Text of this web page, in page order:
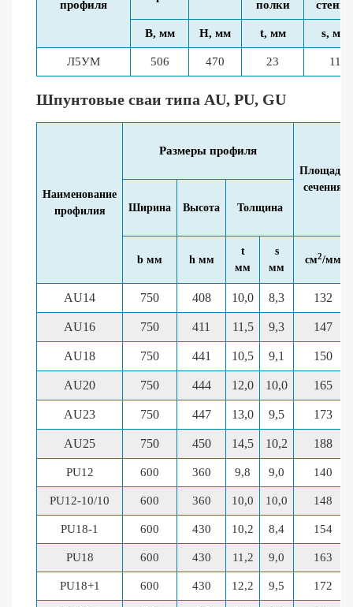
профиля полки стенки
В, мм Н, мм t, мм s, мм
Л5УМ 506 470 23 11
Шпунтовые сваи типа AU, PU, GU
Наименование
профилия
Размеры профиля
Площадь
сечения
Ширина
Высота Толщина
b мм h мм
t
мм
s
мм
см2/мм
AU14 750 408 10,0 8,3 132
AU16 750 411 11,5 9,3 147
AU18 750 441 10,5 9,1 150
AU20 750 444 12,0 10,0 165
AU23 750 447 13,0 9,5 173
AU25 750 450 14,5 10,2 188
PU12 600 360 9,8 9,0 140
PU12-10/10 600 360 10,0 10,0 148
PU18-1 600 430 10,2 8,4 154
PU18 600 430 11,2 9,0 163
PU18+1 600 430 12,2 9,5 172